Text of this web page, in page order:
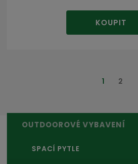
KOUPIT
1 2
OUTDOOROVÉ VYBAVENÍ
SPACÍ PYTLE